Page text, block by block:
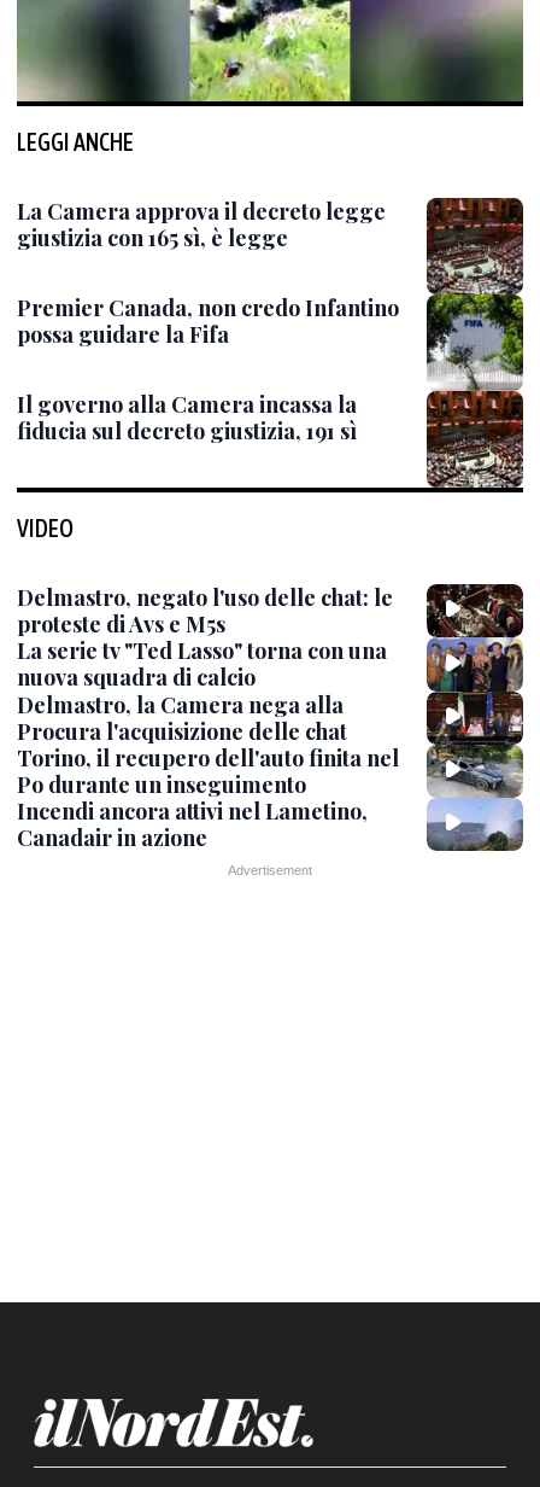
LEGGI ANCHE
La Camera approva il decreto legge
giustizia con 165 sì, è legge
Premier Canada, non credo Infantino
possa guidare la Fifa
Il governo alla Camera incassa la
fiducia sul decreto giustizia, 191 sì
VIDEO
Delmastro, negato l'uso delle chat: le
proteste di Avs e M5s
La serie tv "Ted Lasso" torna con una
nuova squadra di calcio
Delmastro, la Camera nega alla
Procura l'acquisizione delle chat
Torino, il recupero dell'auto finita nel
Po durante un inseguimento
Incendi ancora attivi nel Lametino,
Canadair in azione